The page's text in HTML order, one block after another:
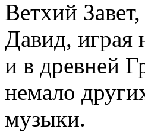
Ветхий
Давид, играя
и в древней
немало
музыки.